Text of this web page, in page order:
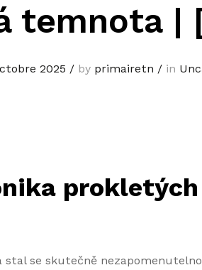
temnota |
2025 / by primairetn / in
stal se skutečně